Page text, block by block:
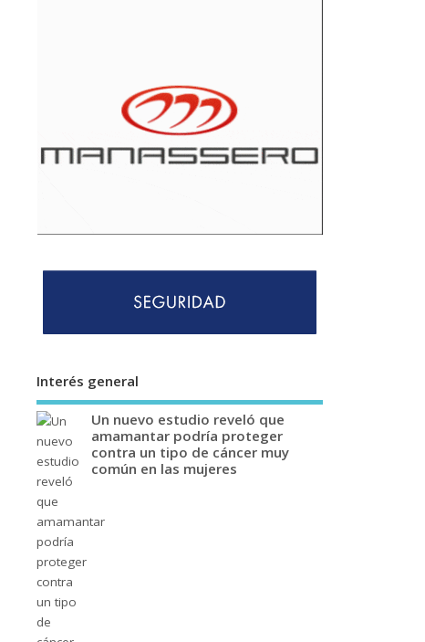
Interés general
Un nuevo estudio reveló que
amamantar podría proteger
contra un tipo de cáncer muy
común en las mujeres